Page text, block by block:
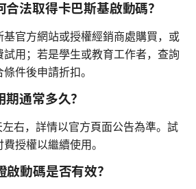
合法取得卡巴斯基啟動碼？
官方網站或授權經銷商處購買，或
用；若是學生或教育工作者，查詢
件後申請折扣。
通常多久？
右，詳情以官方頁面公告為準。試
授權以繼續使用。
動碼是否有效？